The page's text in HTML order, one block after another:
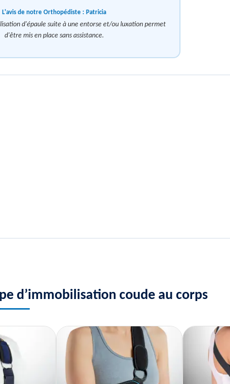
L'avis de notre Orthopédiste : Patricia
d'épaule suite à une entorse et/ou luxation permet
d'être mis en place sans assistance.
d’immobilisation coude au corps